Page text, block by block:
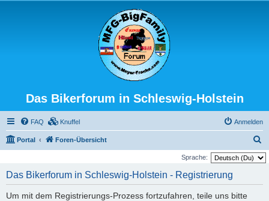
Das Bikerforum in Schleswig-Holstein
FAQ Knuffel Anmelden
Portal Foren-Übersicht
u
Sprache:
Das Bikerforum in Schleswig-Holstein - Registrierung
Um mit dem Registrierungs-Prozess fortzufahren, teile uns bitte